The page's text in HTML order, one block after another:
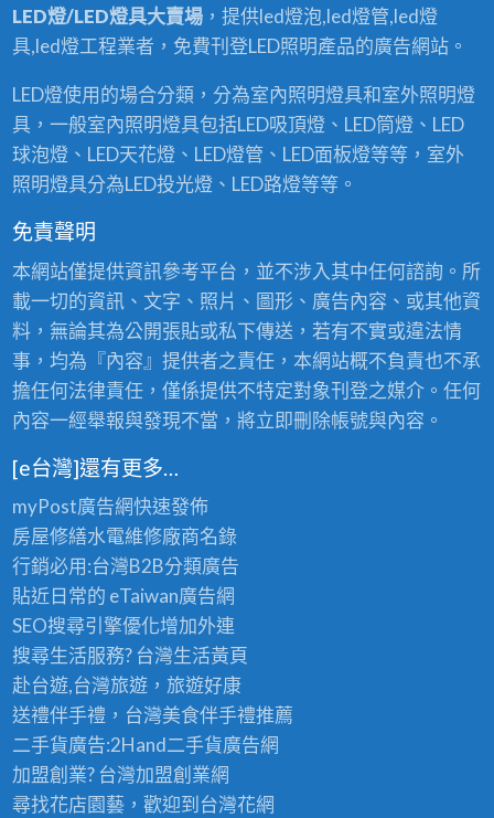
LED燈/LED燈具大賣場，提供led燈泡,led燈管,led燈
具,led燈工程業者，免費刊登LED照明產品的廣告網站。
LED燈使用的場合分類，分為室內照明燈具和室外照明燈
具，一般室內照明燈具包括LED吸頂燈、LED筒燈、LED
球泡燈、LED天花燈、LED燈管、LED面板燈等等，室外
照明燈具分為LED投光燈、LED路燈等等。
免責聲明
本網站僅提供資訊參考平台，並不涉入其中任何諮詢。所
載一切的資訊、文字、照片、圖形、廣告內容、或其他資
料，無論其為公開張貼或私下傳送，若有不實或違法情
事，均為『內容』提供者之責任，本網站概不負責也不承
擔任何法律責任，僅係提供不特定對象刊登之媒介。任何
內容一經舉報與發現不當，將立即刪除帳號與內容。
[e台灣]還有更多…
myPost廣告網快速發佈
房屋修繕水電維修廠商名錄
行銷必用:台灣B2B分類廣告
貼近日常的 eTaiwan廣告網
SEO搜尋引擎優化增加外連
搜尋生活服務? 台灣生活黃頁
赴台遊,台灣旅遊，旅遊好康
送禮伴手禮，台灣美食伴手禮推薦
二手貨廣告:2Hand二手貨廣告網
加盟創業? 台灣加盟創業網
尋找花店園藝，歡迎到 台灣花網